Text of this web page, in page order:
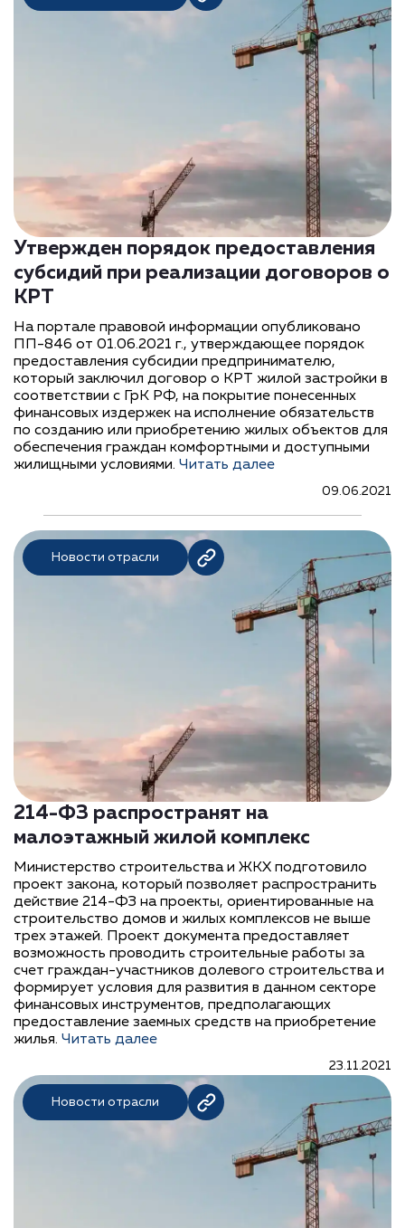
Утвержден порядок предоставления
субсидий при реализации договоров о
КРТ
На портале правовой информации опубликовано
ПП-846 от 01.06.2021 г., утверждающее порядок
предоставления субсидии предпринимателю,
который заключил договор о КРТ жилой застройки в
соответствии с ГрК РФ, на покрытие понесенных
финансовых издержек на исполнение обязательств
по созданию или приобретению жилых объектов для
обеспечения граждан комфортными и доступными
жилищными условиями. Читать далее
09.06.2021
Новости отрасли
214-ФЗ распространят на
малоэтажный жилой комплекс
Министерство строительства и ЖКХ подготовило
проект закона, который позволяет распространить
действие 214-ФЗ на проекты, ориентированные на
строительство домов и жилых комплексов не выше
трех этажей. Проект документа предоставляет
возможность проводить строительные работы за
счет граждан-участников долевого строительства и
формирует условия для развития в данном секторе
финансовых инструментов, предполагающих
предоставление заемных средств на приобретение
жилья. Читать далее
23.11.2021
Новости отрасли